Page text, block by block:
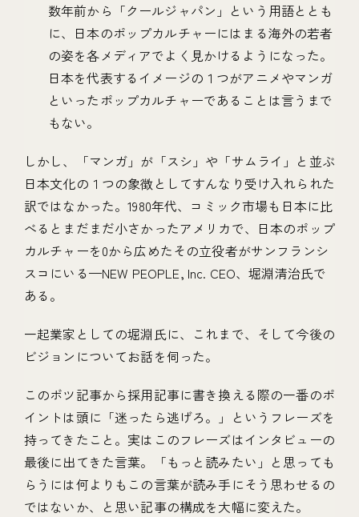
数年前から「クールジャパン」という用語ととも
に、日本のポップカルチャーにはまる海外の若者
の姿を各メディアでよく見かけるようになった。
日本を代表するイメージの１つがアニメやマンガ
といったポップカルチャーであることは言うまで
もない。
しかし、「マンガ」が「スシ」や「サムライ」と並ぶ
日本文化の１つの象徴としてすんなり受け入れられた
訳ではなかった。1980年代、コミック市場も日本に比
べるとまだまだ小さかったアメリカで、日本のポップ
カルチャーを0から広めたその立役者がサンフランシ
スコにいる—NEW PEOPLE, Inc. CEO、堀淵清治氏で
ある。
一起業家としての堀淵氏に、これまで、そして今後の
ビジョンについてお話を伺った。
このボツ記事から採用記事に書き換える際の一番のポ
イントは頭に「迷ったら逃げろ。」というフレーズを
持ってきたこと。実はこのフレーズはインタビューの
最後に出てきた言葉。「もっと読みたい」と思っても
らうには何よりもこの言葉が読み手にそう思わせるの
ではないか、と思い記事の構成を大幅に変えた。